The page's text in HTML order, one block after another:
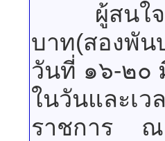
ผู้สนใจติด
บาท(สองพัน
วันที่ ๑๖-๒๐
ในวันและเ
ราชการ ณ